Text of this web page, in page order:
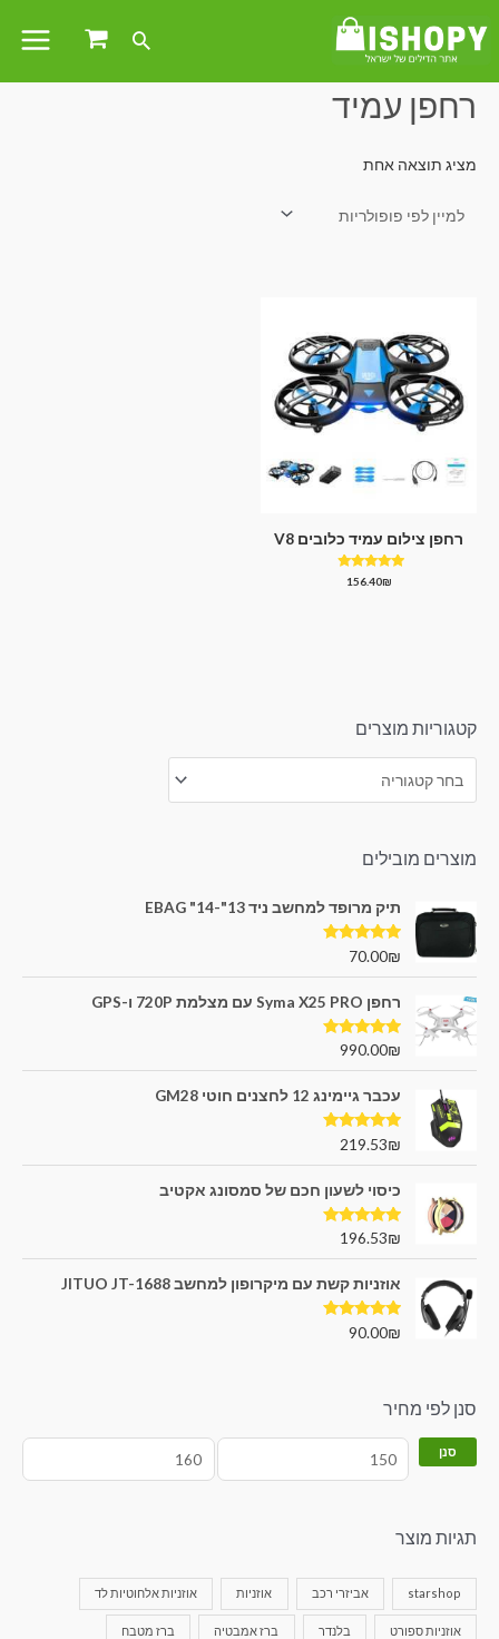
קטגוריות מוצרים
מוצרים מובילים
תיק מרופד למחשב ניד 13"-14" EBAG
דורג5.00
70.00₪
רחפן Syma X25 PRO עם מצלמת 720P ו-GPS
דורג5.00
990.00₪
עכבר גיימינג 12 לחצנים חוטי GM28
דורג 5.00
219.53₪
כיסוי לשעון חכם של סמסונג אקטיב
דורג 5.00
196.53₪
אוזניות קשת עם מיקרופון למחשב JITUO JT-1688
דורג5.00
90.00₪
סנן לפי מחיר
סנן
תגיות מוצר
starshop אביזרי רכב אוזניות אוזניות אלחוטיות לד
אוזניות ספורט בלנדר ברז אמבטיה ברז מטבח
עמוד הבית/ מוצרים המתויגים “רחפן עמיד”
רחפן עמיד
מציג תוצאה אחת
רחפן צילום עמיד כלובים V8
דורג
156.40₪